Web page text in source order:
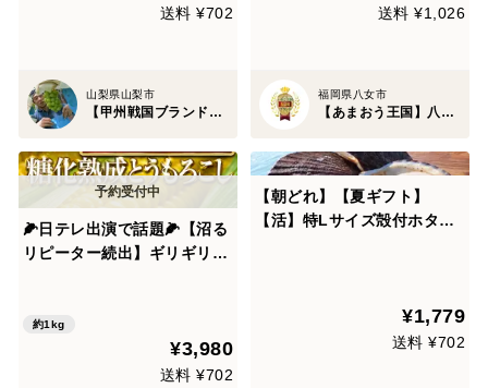
トにも喜ばれる葡萄【贈答
送料 ¥702
山梨県山梨市
【甲州戦国ブランド】新進気鋭の金子農園
送料 ¥1,026
福岡県八女市
【あまおう王国】八女津姫ブランド
🌽日テレ出演で話題🌽【沼る
リピーター続出】ギリギリま
【朝どれ】【お中元ギフト】
【家庭用・贈り物】【7月上
約1kg
¥3,980
送料 ¥702
【朝どれ】【夏ギフト】
【活】特Lサイズ殻付ホタテ2
¥1,779
送料 ¥702